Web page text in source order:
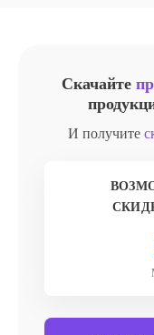
Скачайте
И получите